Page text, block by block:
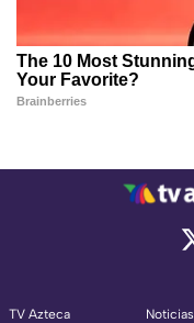
TV Azteca
Noticias